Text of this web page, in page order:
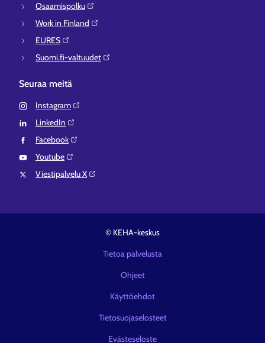
Osaamispolku⁠
Work in Finland⁠
EURES⁠
Suomi.fi-valtuudet⁠
Seuraa meitä
Instagram⁠
LinkedIn⁠
Facebook⁠
Youtube⁠
Viestipalvelu X⁠
© KEHA-keskus
Tietoa palvelusta
Ohjeet
Käyttöehdot
Tietosuojaselosteet
Evästeseloste